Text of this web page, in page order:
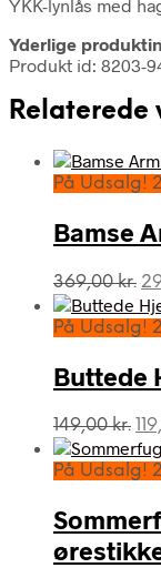
YKK-lynlås med
Yderlige
Produkt id: 8203-
Relaterede
På Udsalg!
Bamse
369,00kr.
På Udsalg!
Buttede
149,00kr.
På Udsalg!